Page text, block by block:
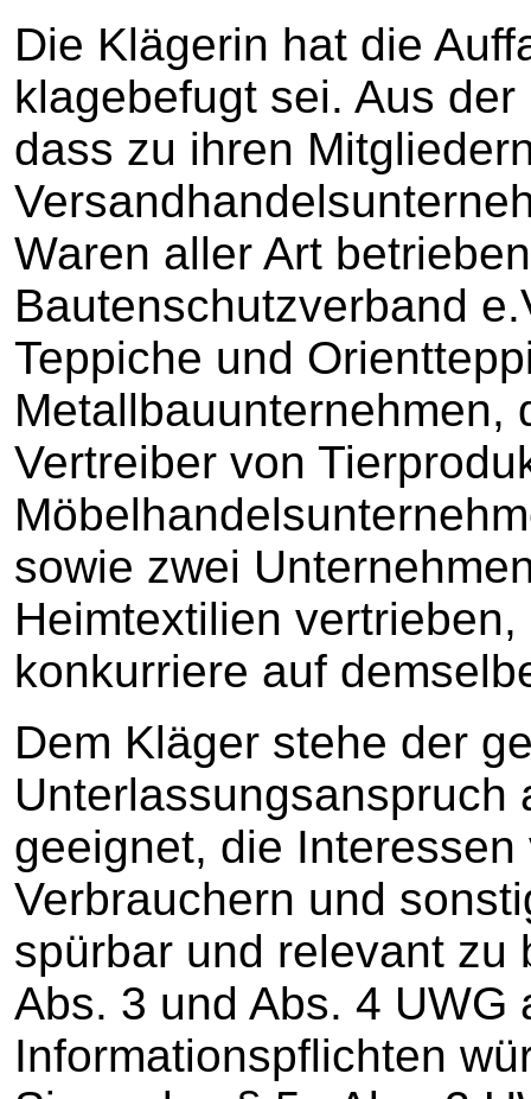
Die Klägerin hat die
klagebefugt sei. Aus
dass zu ihren
Waren aller Art
Bautenschutzverband
Teppiche und
Metallbauunternehmen,
Vertreiber von
sowie zwei
Heimtextilien
konkurriere auf
Dem Kläger stehe der
Unterlassungsanspruch
geeignet, die
Verbrauchern und
spürbar und relevant zu
Abs. 3 und Abs. 4 UWG
Informationspflichten